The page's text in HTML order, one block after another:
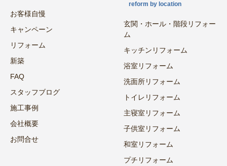
お客様自慢
キャンペーン
リフォーム
新築
FAQ
スタッフブログ
施工事例
会社概要
お問合せ
reform by location
玄関・ホール・階段リフォー
ム
キッチンリフォーム
浴室リフォーム
洗面所リフォーム
トイレリフォーム
主寝室リフォーム
子供室リフォーム
和室リフォーム
プチリフォーム